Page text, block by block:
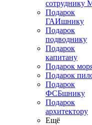
сотруднику
Подарок
ГАИшнику
Подарок
подводнику
Подарок
капитану
Подарок
Подарок
Подарок
ФСБшнику
Подарок
архитектору
Ещё